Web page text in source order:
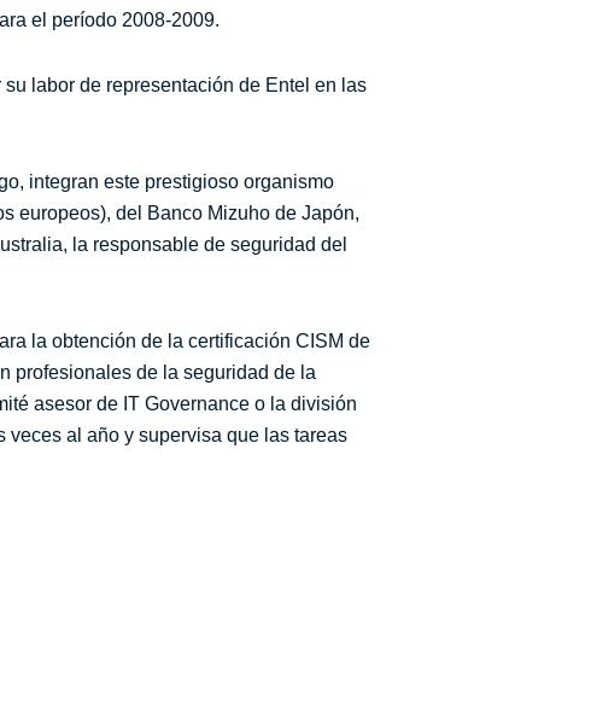
el período 2008-2009.
labor de representación de Entel en las
integran este prestigioso organismo
europeos), del Banco Mizuho de Japón,
la responsable de seguridad del
la obtención de la certificación CISM de
profesionales de la seguridad de la
asesor de IT Governance o la división
veces al año y supervisa que las tareas